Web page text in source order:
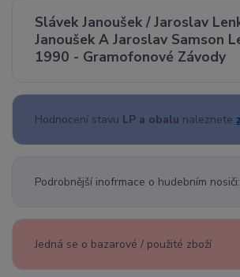
Slávek Janoušek / Jaroslav
Janoušek A Jaroslav Samson
1990 - Gramofonové Závody
Hodnocení stavu LP a obalu naleznete
Podrobnější inofrmace o hudebním nosiči:
Jedná se o bazarové / použité zboží